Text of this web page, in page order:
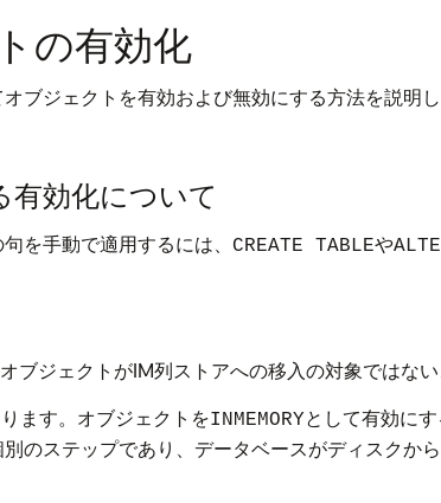
の有効化
ブジェクトを有効および無効にする方法を説明し
効化について
を手動で適用するには、 CREATE TABLEや
ブジェクトがIM列ストアへの移入の対象ではない
ます。オブジェクトをINMEMORYとして有効に
のステップであり、データベースがディスクか